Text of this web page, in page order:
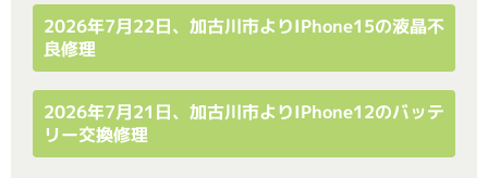
2026年7月22日、加古川市よりiPhone15の液晶不
良修理
2026年7月21日、加古川市よりiPhone12のバッテ
リー交換修理